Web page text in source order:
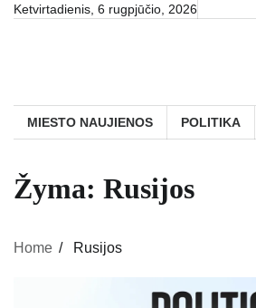
SkipKetvirtadienis, 6 rugpjūčio, 2026
MIESTO NAUJIENOS POLITIKA
Žyma: Rusijos
Home Rusijos